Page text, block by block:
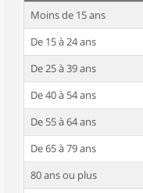
Moins de 15 ans
De 15 à 24 ans
De 25 à 39 ans
De 40 à 54 ans
De 55 à 64 ans
De 65 à 79 ans
80 ans ou plus